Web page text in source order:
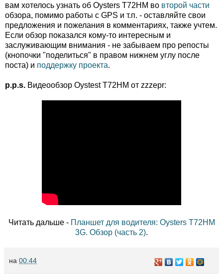
вам хотелось узнать об Oysters T72HM во второй части
обзора, помимо работы с GPS и т.п. - оставляйте свои
предложения и пожелания в комментариях, также учтем.
Если обзор показался кому-то интересным и
заслуживающим внимания - не забываем про репосты
(кнопочки "поделиться" в правом нижнем углу после
поста) и поддержку проекта.
p.p.s. Видеообзор Oystest T72HM от zzzepr:
Читать дальше - Планшет для водителя: Oysters T72HM
3G. Обзор (часть 2).
на 00:44